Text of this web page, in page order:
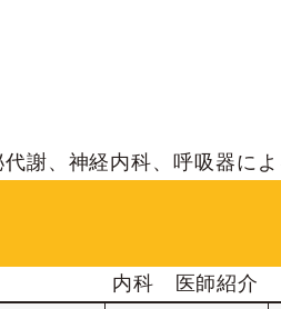
謝、神経内科、呼吸器によ
内科 医師紹介